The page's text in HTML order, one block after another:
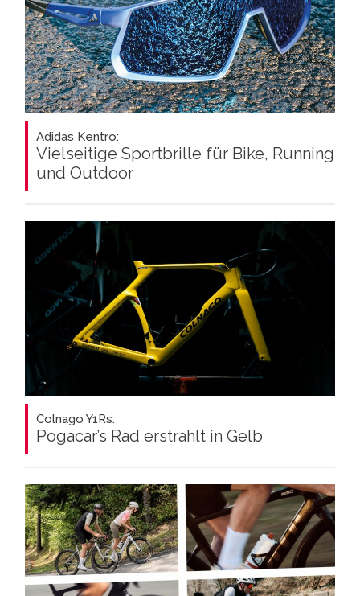
Adidas Kentro:
Vielseitige Sportbrille für Bike, Running
und Outdoor
Colnago Y1Rs:
Pogacar’s Rad erstrahlt in Gelb